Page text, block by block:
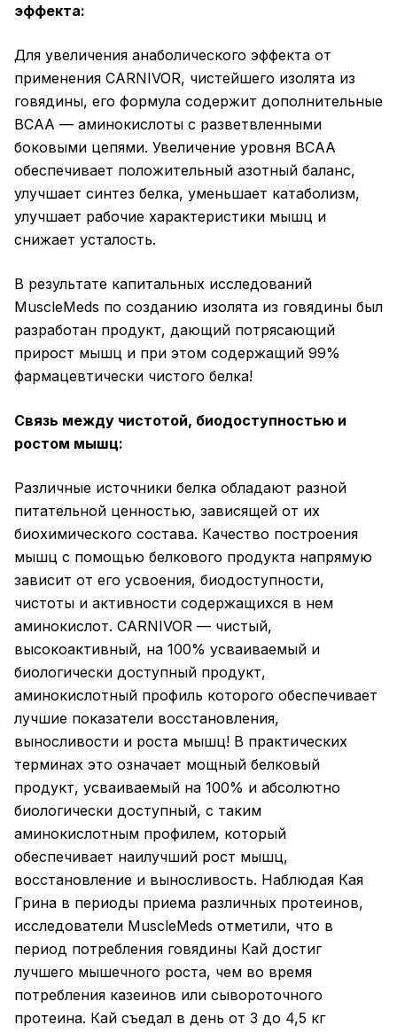
эффекта:
Для увеличения анаболического эффекта от
применения CARNIVOR, чистейшего изолята из
говядины, его формула содержит дополнительные
ВСАА — аминокислоты с разветвленными
боковыми цепями. Увеличение уровня ВСАА
обеспечивает положительный азотный баланс,
улучшает синтез белка, уменьшает катаболизм,
улучшает рабочие характеристики мышц и
снижает усталость.
В результате капитальных исследований
MuscleMeds по созданию изолята из говядины был
разработан продукт, дающий потрясающий
прирост мышц и при этом содержащий 99%
фармацевтически чистого белка!
Связь между чистотой, биодоступностью и
ростом мышц:
Различные источники белка обладают разной
питательной ценностью, зависящей от их
биохимического состава. Качество построения
мышц с помощью белкового продукта напрямую
зависит от его усвоения, биодоступности,
чистоты и активности содержащихся в нем
аминокислот. CARNIVOR — чистый,
высокоактивный, на 100% усваиваемый и
биологически доступный продукт,
аминокислотный профиль которого обеспечивает
лучшие показатели восстановления,
выносливости и роста мышц! В практических
терминах это означает мощный белковый
продукт, усваиваемый на 100% и абсолютно
биологически доступный, с таким
аминокислотным профилем, который
обеспечивает наилучший рост мышц,
восстановление и выносливость. Наблюдая Кая
Грина в периоды приема различных протеинов,
исследователи MuscleMeds отметили, что в
период потребления говядины Кай достиг
лучшего мышечного роста, чем во время
потребления казеинов или сывороточного
протеина. Кай съедал в день от 3 до 4,5 кг